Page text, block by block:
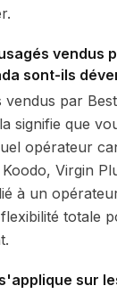
vendus
sont-ils
vendus par
signifie que
opérateur
Virgin
à un
totale
sur